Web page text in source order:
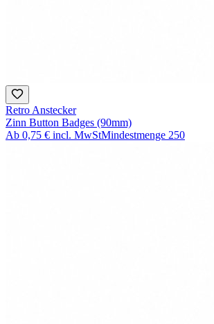
Retro Anstecker
Zinn Button Badges (90mm)
Ab 0,75 € incl. MwStMindestmenge 250